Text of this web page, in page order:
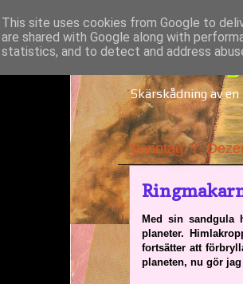
Skärskådning av
Sonntag, 7.
Med sin sandgula
planeter.
fortsätter att
planeten, nu gör
This site uses cookies from Google to
are shared with Google along with
statistics, and to detect and address